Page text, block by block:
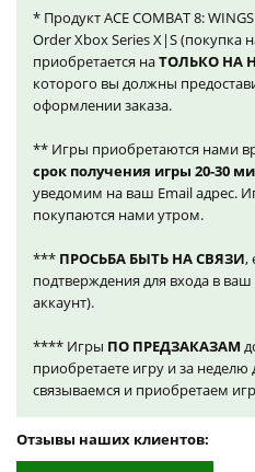
* Продукт ACE COMBAT 8:
Order Xbox Series X|S (покупка
приобретается наТОЛЬКО НА
которого вы должны
оформлении заказа.
** Игры приобретаются нами
срок получения игры 20-30
уведомим на ваш Email адрес.
покупаются нами утром.
*** ПРОСЬБА БЫТЬ НА СВЯЗИ,
подтверждения для входа в
аккаунт).
**** Игры ПО ПРЕДЗАКАЗАМ
приобретаете игру и за
связываемся и приобретаем
Отзывы наших клиентов: